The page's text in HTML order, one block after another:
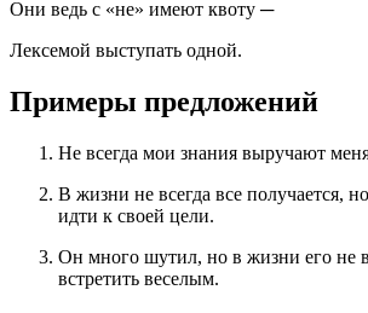
Они ведь с «не» имеют квоту ─
Лексемой выступать одной.
Примеры предложений
Не всегда мои знания выручают
В жизни не всегда все получается,
идти к своей цели.
Он много шутил, но в жизни его не
встретить веселым.